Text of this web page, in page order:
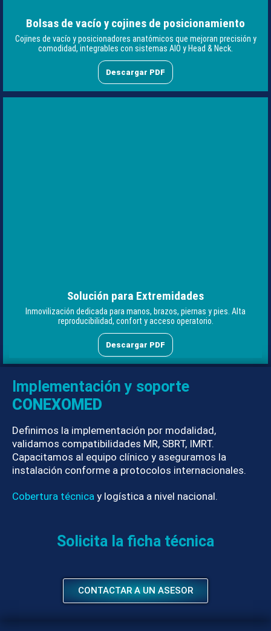
Bolsas de vacío y cojines de posicionamiento
Cojines de vacío y posicionadores anatómicos que mejoran precisión y
comodidad, integrables con sistemas AIO y Head & Neck.
Descargar PDF
Solución para Extremidades
Inmovilización dedicada para manos, brazos, piernas y pies. Alta
reproducibilidad, confort y acceso operatorio.
Descargar PDF
Implementación y soporte
CONEXOMED
Definimos la implementación por modalidad,
validamos compatibilidades MR, SBRT, IMRT.
Capacitamos al equipo clínico y aseguramos la
instalación conforme a protocolos internacionales.
Cobertura técnica y logística a nivel nacional.
Solicita la ficha técnica
CONTACTAR A UN ASESOR